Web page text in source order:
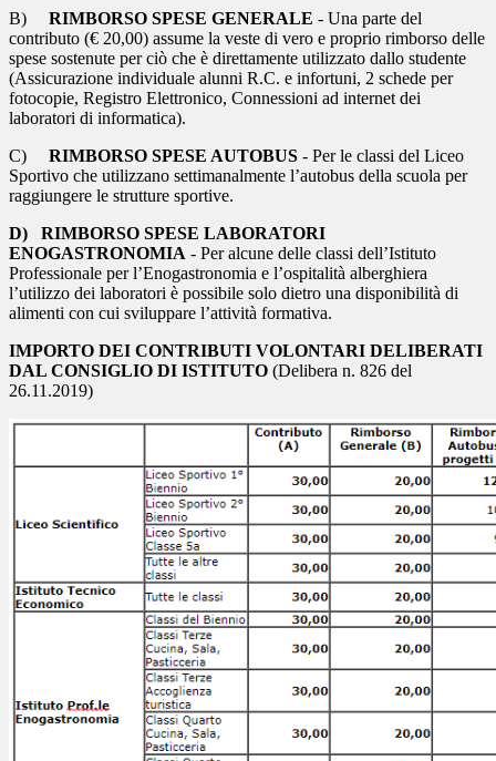
B)
RIMBORSO SPESE GENERALE - Una parte del
contributo (€ 20,00) assume la veste di vero e proprio rimborso delle
spese sostenute per ciò che è direttamente utilizzato dallo studente
(Assicurazione individuale alunni R.C. e infortuni, 2 schede per
fotocopie, Registro Elettronico, Connessioni ad internet dei
laboratori di informatica).
C)
RIMBORSO SPESE AUTOBUS - Per le classi del Liceo
Sportivo che utilizzano settimanalmente l’autobus della scuola per
raggiungere le strutture sportive.
D)
RIMBORSO SPESE LABORATORI
ENOGASTRONOMIA - Per alcune delle classi dell’Istituto
Professionale per l’Enogastronomia e l’ospitalità alberghiera
l’utilizzo dei laboratori è possibile solo dietro una disponibilità di
alimenti con cui sviluppare l’attività formativa.
IMPORTO DEI CONTRIBUTI VOLONTARI DELIBERATI
DAL CONSIGLIO DI ISTITUTO (Delibera n. 826 del
26.11.2019)